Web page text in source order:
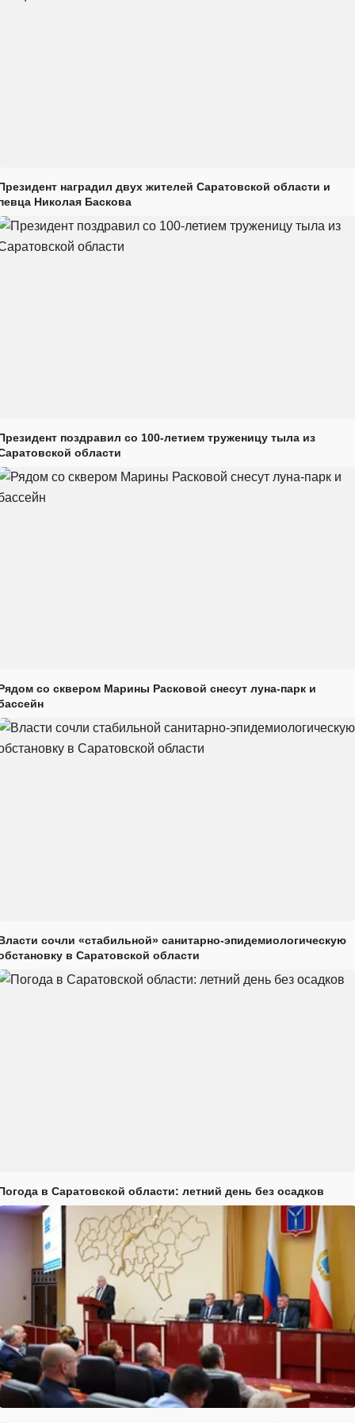
наградил двух жителей Саратовской области и
Николая Баскова
поздравил со 100-летием труженицу тыла из
области
со сквером Марины Расковой снесут луна-парк и
сочли «стабильной» санитарно-эпидемиологическую
в Саратовской области
в Саратовской области: летний день без осадков